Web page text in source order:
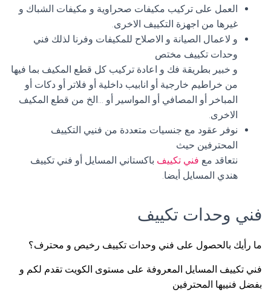
العمل على تركيب مكيفات صحراوية و مكيفات الشباك و
غيرها من اجهزة التكييف الاخرى.
و لاعمال الصيانة و الاصلاح للمكيفات وفرنا لذلك فني
وحدات تكييف مختص
و خبير بطريقة فك و اعادة تركيب كل قطع المكيف بما فيها
من خراطيم خارجية أو انابيب داخلية أو فلاتر أو دكات أو
المباخر أو المصافي أو المواسير أو …الخ من قطع المكيف
الاخرى.
نوفر عقود مع جنسيات متعددة من فنيي التكييف
المحترفين حيث
نتعاقد مع فني تكييف باكستاني المسايل أو فني تكييف
هندي المسايل أيضا.
فني وحدات تكييف
ما رأيك بالحصول على فني وحدات تكييف رخيص و محترف؟
فني تكييف المسايل المعروفة على مستوى الكويت تقدم لكم و
بفضل فنييها المحترفين